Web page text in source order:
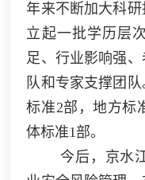
年来不断加大科
立起一批学历层
足、行业影响强
队和专家支撑团
标准2部，地方标
体标准1部。
今后，京水